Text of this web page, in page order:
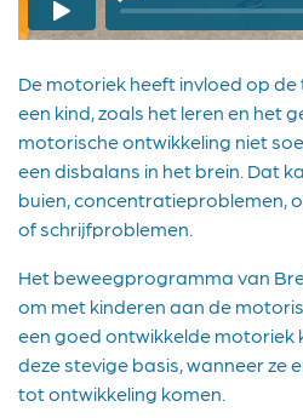
De motoriek heeft invloed op
een kind, zoals het leren en het
motorische ontwikkeling niet
een disbalans in het brein. Dat
buien, concentratieproblemen,
of schrijfproblemen.
Het beweegprogramma van
om met kinderen aan de
een goed ontwikkelde motoriek
deze stevige basis, wanneer ze
tot ontwikkeling komen.